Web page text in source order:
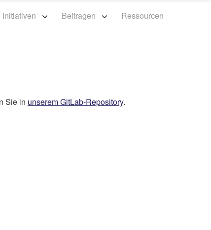
Initiativen Beitragen Ressourcen
Sie in unserem GitLab-Repository.